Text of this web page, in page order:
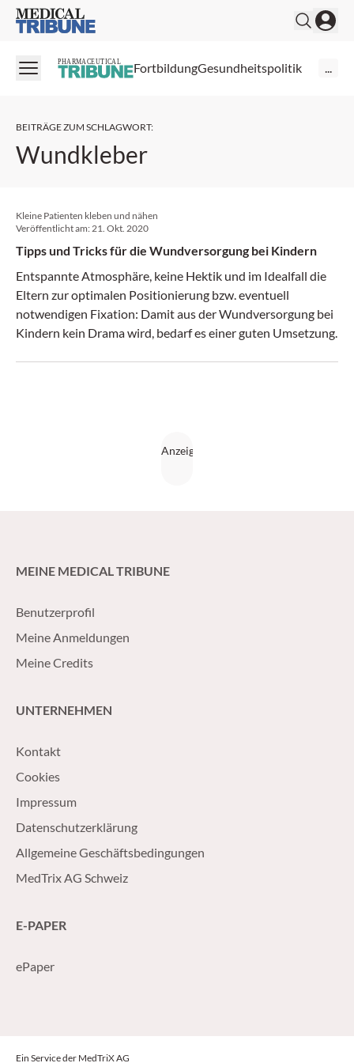
Medical Tribune
PHARMACEUTICAL FortbildungGesundheitspolitik ...
BEITRÄGE ZUM SCHLAGWORT:
Wundkleber
Kleine Patienten kleben und nähen
Veröffentlicht am: 21. Okt. 2020
Tipps und Tricks für die Wundversorgung bei Kindern
Entspannte Atmosphäre, keine Hektik und im Idealfall die
Eltern zur optimalen Positionierung bzw. eventuell
notwendigen Fixation: Damit aus der Wundversorgung bei
Kindern kein Drama wird, bedarf es einer guten Umsetzung.
MEINE MEDICAL TRIBUNE
Benutzerprofil
Meine Anmeldungen
Meine Credits
UNTERNEHMEN
Kontakt
Cookies
Impressum
Datenschutzerklärung
Allgemeine Geschäftsbedingungen
MedTrix AG Schweiz
E-PAPER
ePaper
Ein Service der MedTriX AG